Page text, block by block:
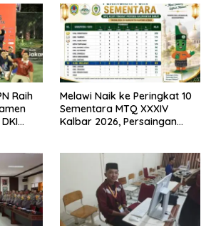
Raih
Melawi Naik ke Peringkat 10
Sementara MTQ XXXIV
Kalbar 2026, Persaingan